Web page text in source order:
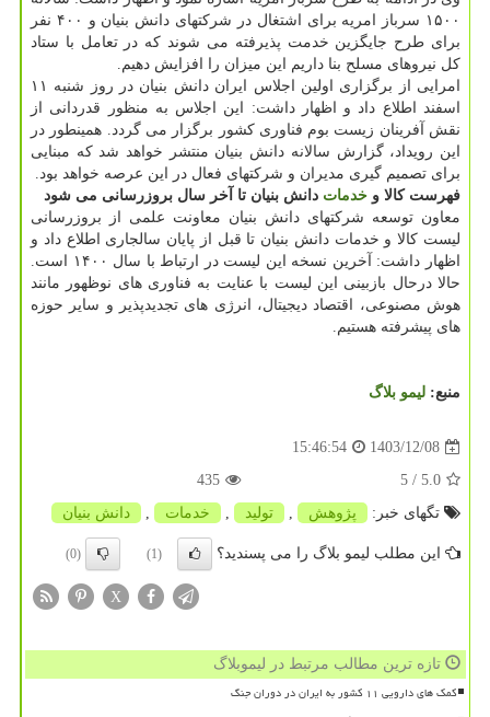
۱۵۰۰ سرباز امریه برای اشتغال در شرکتهای دانش بنیان و ۴۰۰ نفر
برای طرح جایگزین خدمت پذیرفته می شوند که در تعامل با ستاد
کل نیروهای مسلح بنا داریم این میزان را افزایش دهیم.
امرایی از برگزاری اولین اجلاس ایران دانش بنیان در روز شنبه ۱۱
اسفند اطلاع داد و اظهار داشت: این اجلاس به منظور قدردانی از
نقش آفرینان زیست بوم فناوری کشور برگزار می گردد. همینطور در
این رویداد، گزارش سالانه دانش بنیان منتشر خواهد شد که مبنایی
برای تصمیم گیری مدیران و شرکتهای فعال در این عرصه خواهد بود.
فهرست کالا و خدمات دانش بنیان تا آخر سال بروزرسانی می شود
معاون توسعه شرکتهای دانش بنیان معاونت علمی از بروزرسانی
لیست کالا و خدمات دانش بنیان تا قبل از پایان سالجاری اطلاع داد و
اظهار داشت: آخرین نسخه این لیست در ارتباط با سال ۱۴۰۰ است.
حالا درحال بازبینی این لیست با عنایت به فناوری های نوظهور مانند
هوش مصنوعی، اقتصاد دیجیتال، انرژی های تجدیدپذیر و سایر حوزه
های پیشرفته هستیم.
منبع: لیمو بلاگ
1403/12/08
15:46:54
5.0
/ 5
435
تگهای خبر:
پژوهش , تولید , خدمات , دانش بنیان
این مطلب لیمو بلاگ را می پسندید؟ (1)
(0)
X
تازه ترین مطالب مرتبط در لیموبلاگ
کمک های دارویی ۱۱ کشور به ایران در دوران جنگ